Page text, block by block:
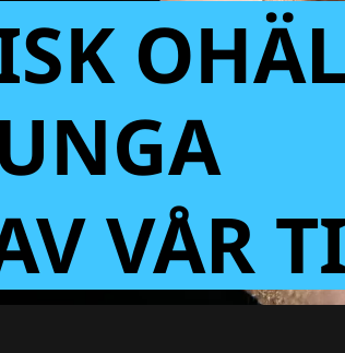
VÅR